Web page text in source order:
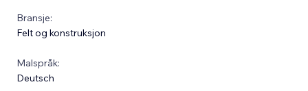
Bransje:
Felt og konstruksjon
Malspråk:
Deutsch